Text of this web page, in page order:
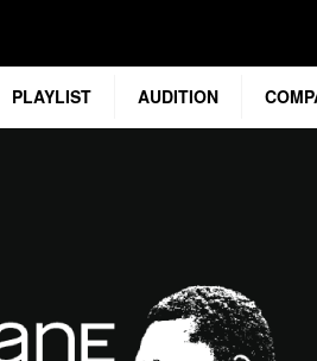
PLAYLIST AUDITION